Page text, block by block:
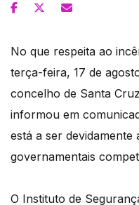
No que respeita ao
terça-feira, 17 de
concelho de Santa
informou em
está a ser devidamente
governamentais
O Instituto de